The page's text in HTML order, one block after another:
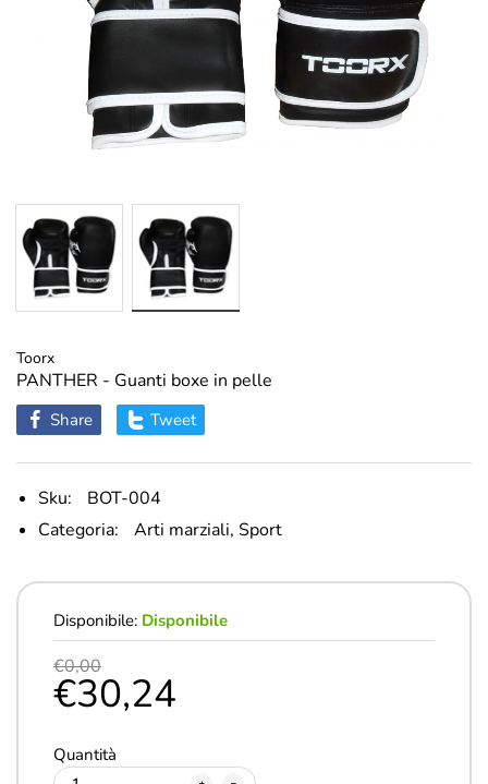
Toorx
PANTHER - Guanti boxe in pelle
Share Tweet
Sku:
BOT-004
Categoria:
Arti marziali, Sport
Disponibile: Disponibile
€30,24
€0,00
Quantità